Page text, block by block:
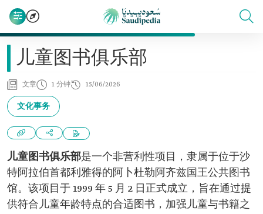
儿童图书俱乐部
文章 1 分钟 15/06/2026
文化事务
儿童图书俱乐部是一个非营利性项目，隶属于位于沙
特阿拉伯首都利雅得的阿卜杜勒阿齐兹国王公共图书
馆。该项目于 1999 年 5 月 2 日正式成立，旨在通过提
供符合儿童年龄特点的合适图书，加强儿童与书籍之